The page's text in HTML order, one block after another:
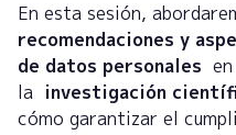
En esta sesión,
recomendaciones y
de datos personales
la investigación
cómo garantizar el